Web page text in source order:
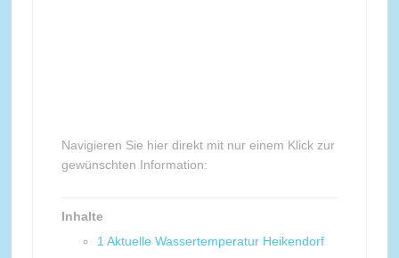
Navigieren Sie hier direkt mit nur einem Klick zur
gewünschten Information:
Inhalte
1 Aktuelle Wassertemperatur Heikendorf